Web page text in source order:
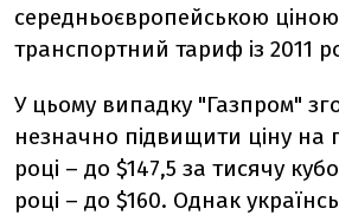
середньоєвропейською ціною
транспортний тариф із 2011
У цьому випадку "Газпром"
незначно підвищити ціну на
році – до $147,5 за тисячу
році – до $160. Однак